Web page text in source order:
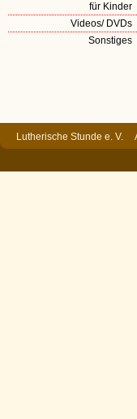
für Kinder
Videos/ DVDs
Sonstiges
Lutherische Stunde e.